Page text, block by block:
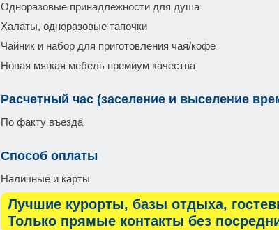
Одноразовые принадлежности для душа
Халаты, одноразовые тапочки
Чайник и набор для приготовления чая/кофе
Новая мягкая мебель премиум качества
Расчетный час (заселение и выселение
По факту въезда
Способ оплаты
Наличные и карты
Лучшие курорты, базы отдыха,
Только прямые контакты без